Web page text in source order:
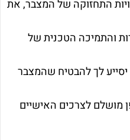
התחזוקה של המצבר, את
והתמיכה הטכנית של
לך להבטיח שהמצבר
מושלם לצרכים האישיים